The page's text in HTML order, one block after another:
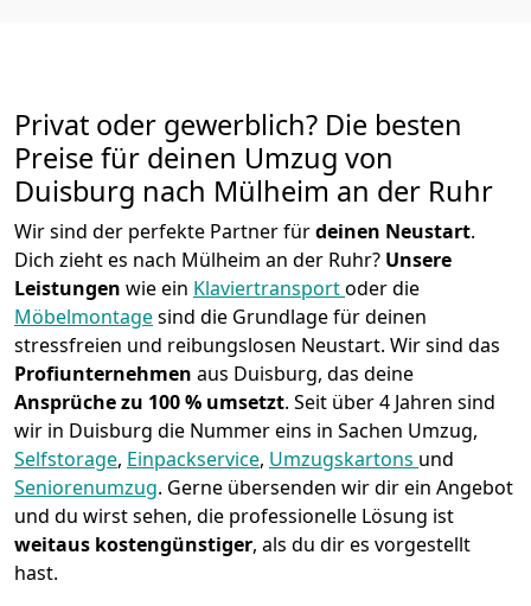
Privat oder gewerblich? Die besten
Preise für deinen Umzug von
Duisburg nach Mülheim an der Ruhr
Wir sind der perfekte Partner fürdeinen Neustart.
Dich zieht es nach Mülheim an der Ruhr? Unsere
Leistungen wie ein Klaviertransportoder die
Möbelmontagesind die Grundlage für deinen
stressfreien und reibungslosen Neustart. Wir sind das
Profiunternehmen aus Duisburg, das deine
Ansprüche zu 100 % umsetzt. Seit über 4 Jahren sind
wir in Duisburg die Nummer eins in Sachen Umzug,
Selfstorage, Einpackservice, Umzugskartons und
Seniorenumzug. Gerne übersenden wir dir ein Angebot
und du wirst sehen, die professionelle Lösung ist
weitaus kostengünstiger, als du dir es vorgestellt
hast.